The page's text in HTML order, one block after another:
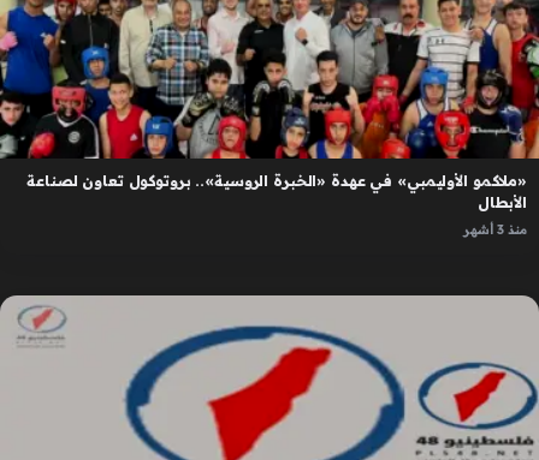
«ملاكمو الأوليمبي» في عهدة «الخبرة الروسية».. بروتوكول تعاون لصناعة
الأبطال
منذ 3 أشهر